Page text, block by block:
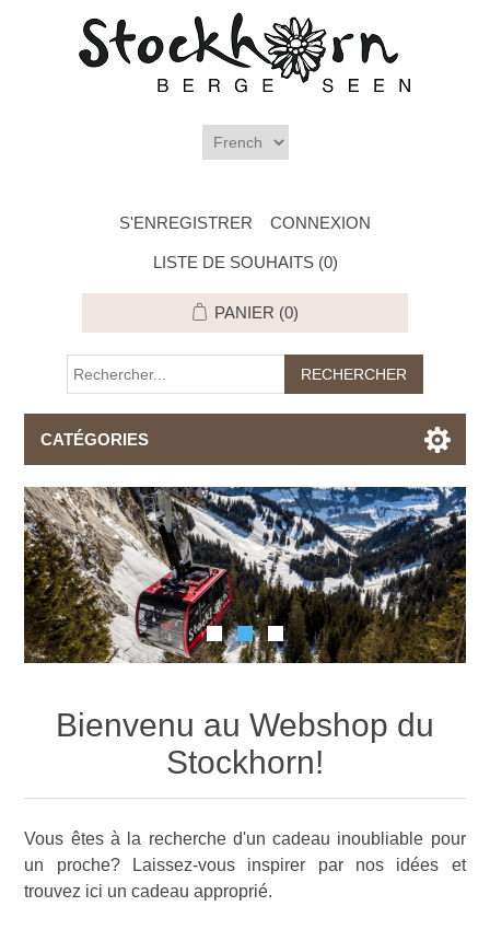
S'ENREGISTRER CONNEXION
LISTE DE SOUHAITS (0)
PANIER (0)
CATÉGORIES
Bienvenu au Webshop du
Stockhorn!
Vous êtes à la recherche d'un cadeau inoubliable pour
un proche? Laissez-vous inspirer par nos idées et
trouvez ici un cadeau approprié.